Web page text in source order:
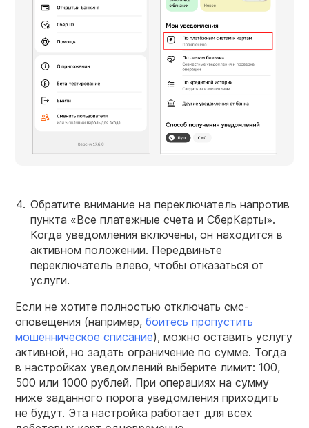
Обратите внимание на переключатель напротив
пункта «Все платежные счета и СберКарты».
Когда уведомления включены, он находится в
активном положении. Передвиньте
переключатель влево, чтобы отказаться от
услуги.
Если не хотите полностью отключать смс-
оповещения (например, боитесь пропустить
мошенническое списание), можно оставить услугу
активной, но задать ограничение по сумме. Тогда
в настройках уведомлений выберите лимит: 100,
500 или 1000 рублей. При операциях на сумму
ниже заданного порога уведомления приходить
не будут. Эта настройка работает для всех